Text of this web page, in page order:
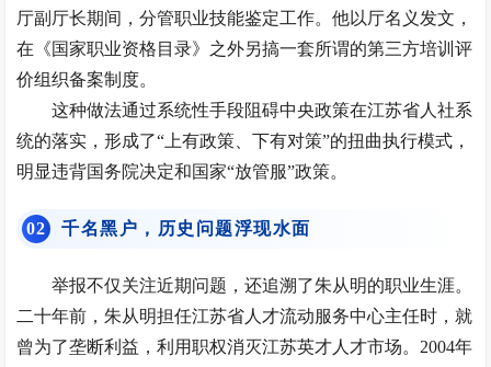
厅副厅长期间，分管职业技能鉴定工作。他以厅名义发文，
在《国家职业资格目录》之外另搞一套所谓的第三方培训评
价组织备案制度。
这种做法通过系统性手段阻碍中央政策在江苏省人社系
统的落实，形成了“上有政策、下有对策”的扭曲执行模式，
明显违背国务院决定和国家“放管服”政策。
02 千名黑户，历史问题浮现水面
举报不仅关注近期问题，还追溯了朱从明的职业生涯。
二十年前，朱从明担任江苏省人才流动服务中心主任时，就
曾为了垄断利益，利用职权消灭江苏英才人才市场。2004年